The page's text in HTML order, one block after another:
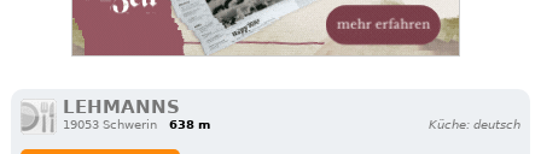
LEHMANNS
19053 Schwerin 638 m Küche: deutsch